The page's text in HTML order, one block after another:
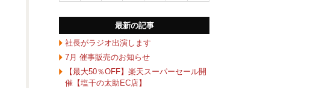
最新の記事
社長がラジオ出演します
7月 催事販売のお知らせ
【最大50％OFF】楽天スーパーセール開
催【塩干の太助EC店】